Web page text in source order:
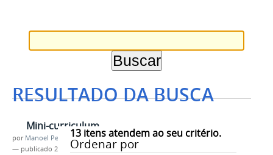
RESULTADO DA BUSCA
13itens atendem ao seu critério.
Ordenar por
Mini-curriculum
por Manoel Pereira da Silva Filho
— publicado 25/05/2017 —última modificação